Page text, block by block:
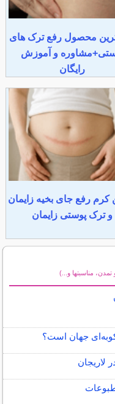
محصول رفع ترک های
و آموزش
رایگان
کرم رفع جای بخیه زایمان
و ترک پوستی زایمان
مناسبتها و...)
جهان است؟
لاريجان